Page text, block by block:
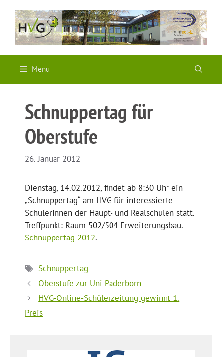
Inhalt
springen
Menü
Schnuppertag für
Oberstufe
26. Januar 2012
Dienstag, 14.02.2012, findet ab 8:30 Uhr ein
„Schnuppertag“ am HVG für interessierte
SchülerInnen der Haupt- und Realschulen statt.
Treffpunkt: Raum 502/504 Erweiterungsbau.
Schnuppertag 2012.
Schlagwörter
Schnuppertag
Oberstufe zur Uni Paderborn
HVG-Online-Schülerzeitung gewinnt 1.
Preis